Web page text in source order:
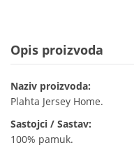
Opis proizvoda
Naziv proizvoda:
Plahta Jersey Home.
Sastojci / Sastav:
100% pamuk.